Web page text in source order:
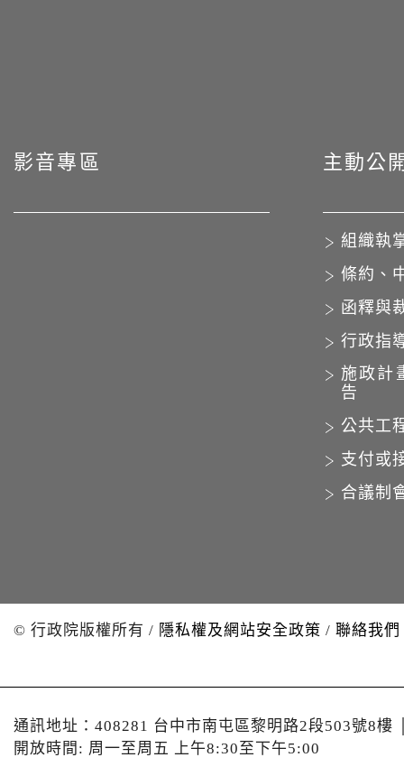
影音專區 主動公
組織執
條約、
函釋與
行政指
施政計
告
公共工
支付或
合議制
© 行政院版權所有 / 隱私權及網站安全政策 / 聯絡我們
通訊地址：408281 台中市南屯區黎明路2段503號8樓
開放時間: 周一至周五 上午8:30至下午5:00